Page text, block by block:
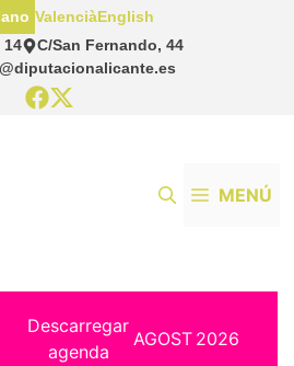
14
C/San Fernando, 44
ValenciàEnglish
MENÚ
Descarregar
agenda
AGOST 2026